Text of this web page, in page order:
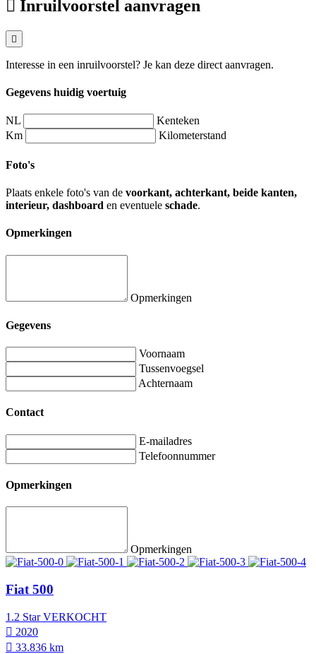
Inruilvoorstel aanvragen
Interesse in een inruilvoorstel? Je kan deze direct aanvragen.
Gegevens huidig voertuig
NL
Kenteken
Km
Kilometerstand
Foto's
Plaats enkele foto's van de voorkant, achterkant, beide kanten,
interieur, dashboard en eventuele schade.
Opmerkingen
Opmerkingen
Gegevens
Voornaam
Tussenvoegsel
Achternaam
Contact
E-mailadres
Telefoonnummer
Opmerkingen
Opmerkingen
Fiat 500
1.2 Star VERKOCHT
2020
33.836 km